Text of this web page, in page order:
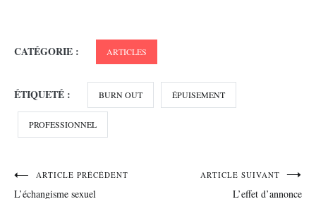
CATÉGORIE : ARTICLES
ÉTIQUETÉ : BURN OUT ÉPUISEMENT
PROFESSIONNEL
Navigation
ARTICLE PRÉCÉDENT
L’échangisme sexuel
ARTICLE SUIVANT
L’effet d’annonce